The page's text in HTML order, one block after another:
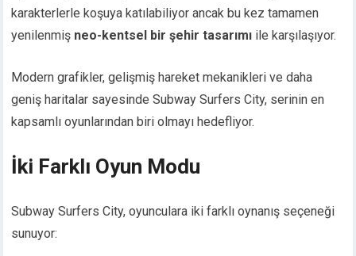
karakterlerle koşuya katılabiliyor ancak bu kez tamamen
yenilenmiş neo-kentsel bir şehir tasarımı ile karşılaşıyor.
Modern grafikler, gelişmiş hareket mekanikleri ve daha
geniş haritalar sayesinde Subway Surfers City, serinin en
kapsamlı oyunlarından biri olmayı hedefliyor.
İki Farklı Oyun Modu
Subway Surfers City, oyunculara iki farklı oynanış seçeneği
sunuyor: